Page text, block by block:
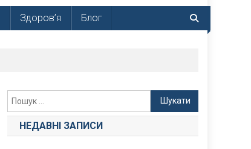
Здоров’я Блог
Пошук:
НЕДАВНІ ЗАПИСИ